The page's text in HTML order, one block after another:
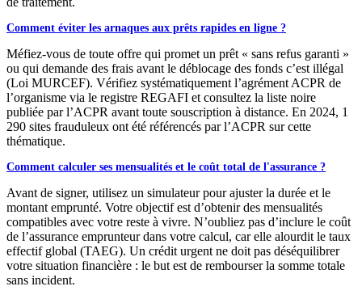
Comment éviter les arnaques aux prêts rapides en ligne ?
Méfiez-vous de toute offre qui promet un prêt « sans refus garanti »
ou qui demande des frais avant le déblocage des fonds c’est illégal
(Loi MURCEF). Vérifiez systématiquement l’agrément ACPR de
l’organisme via le registre REGAFI et consultez la liste noire
publiée par l’ACPR avant toute souscription à distance. En 2024, 1
290 sites frauduleux ont été référencés par l’ACPR sur cette
thématique.
Comment calculer ses mensualités et le coût total de l'assurance ?
Avant de signer, utilisez un simulateur pour ajuster la durée et le
montant emprunté. Votre objectif est d’obtenir des mensualités
compatibles avec votre reste à vivre. N’oubliez pas d’inclure le coût
de l’assurance emprunteur dans votre calcul, car elle alourdit le taux
effectif global (TAEG). Un crédit urgent ne doit pas déséquilibrer
votre situation financière : le but est de rembourser la somme totale
sans incident.